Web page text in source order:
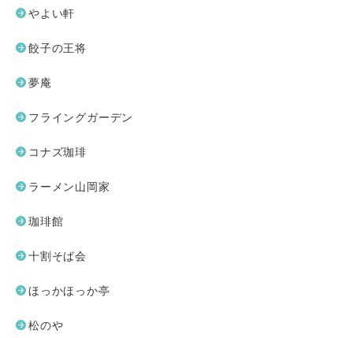
やよい軒
餃子の王将
夢庵
フライングガーデン
コナズ珈琲
ラーメン山岡家
珈琲館
十割そば会
ほっかほっか亭
松のや